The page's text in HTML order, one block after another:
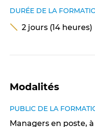
DURÉE DE LA
2 jours (14 heures)
Modalités
PUBLIC DE LA
Managers en poste,